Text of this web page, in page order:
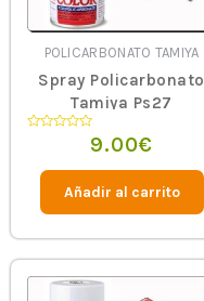
POLICARBONATO TAMIYA
Spray Policarbonato
Tamiya Ps27
Fluorescent Yellow
9.00€
Añadir al carrito